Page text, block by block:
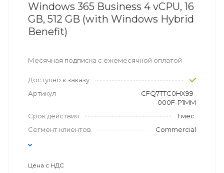
Windows 365 Business 4 vCPU, 16
GB, 512 GB (with Windows Hybrid
Benefit)
Месячная подписка с ежемесячной оплатой
Доступно к заказу
Артикул
CFQ7TTC0HX99-
000F-P1MM
Срок действия
1 мес.
Сегмент клиентов
Commercial
Цена с НДС